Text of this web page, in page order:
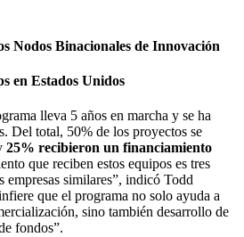
en Estados Unidos
lleva 5 años en marcha y se ha
Del total, 50% de los proyectos se
25% recibieron un financiamiento
que reciben estos equipos es tres
empresas similares”, indicó Todd
que el programa no solo ayuda a
sino también desarrollo de
fondos”.